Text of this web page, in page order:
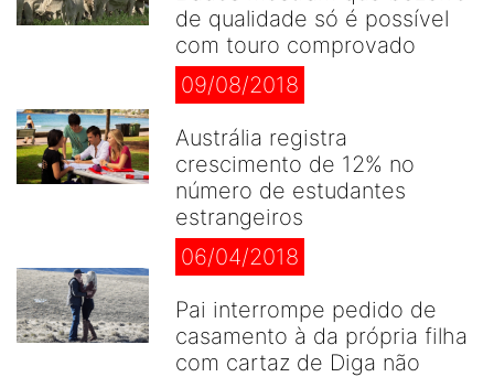
de qualidade só é possível
com touro comprovado
09/08/2018
Austrália registra
crescimento de 12% no
número de estudantes
estrangeiros
06/04/2018
Pai interrompe pedido de
casamento à da própria filha
com cartaz de Diga não